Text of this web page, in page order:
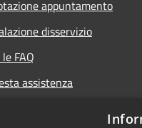
appuntamento
disservizio
FAQ
assistenza